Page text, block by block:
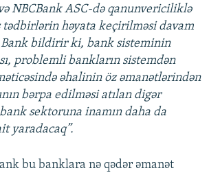
NBCBank ASC-də qanunvericiliklə
həyata keçirilməsi davam
bildirir ki, bank sisteminin
problemli bankların sistemdən
nəticəsində əhalinin öz əmanətlərindən
bərpa edilməsi atılan digər
sektoruna inamın daha da
yaradacaq”.
bu banklara nə qədər əmanət